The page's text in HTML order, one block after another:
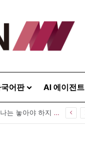
어판 AI 에이전트
“사람을 위한 생각이라면 현실과 생각 사이에 돌다리 하나는 놓아야 하지 않을까”